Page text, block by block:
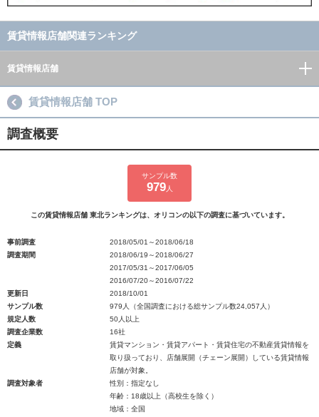
賃貸情報店舗関連ランキング
賃貸情報店舗
賃貸情報店舗 TOP
調査概要
サンプル数
979人
この賃貸情報店舗 東北ランキングは、オリコンの以下の調査に基づいています。
事前調査
2018/05/01～2018/06/18
調査期間
2018/06/19～2018/06/27
2017/05/31～2017/06/05
2016/07/20～2016/07/22
更新日
2018/10/01
サンプル数
979人（全国調査における総サンプル数24,057人）
規定人数
50人以上
調査企業数
16社
定義
賃貸マンション・賃貸アパート・賃貸住宅の不動産賃貸情報を
取り扱っており、店舗展開（チェーン展開）している賃貸情報
店舗が対象。
調査対象者
性別：指定なし
年齢：18歳以上（高校生を除く）
地域：全国